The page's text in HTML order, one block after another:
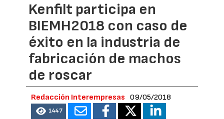
Kenfilt participa en
BIEMH2018 con caso de
éxito en la industria de
fabricación de machos
de roscar
Redacción Interempresas 09/05/2018
1447